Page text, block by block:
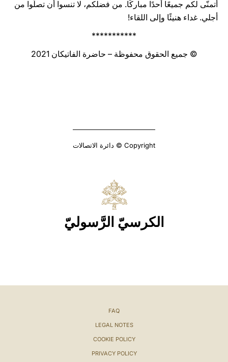
أتمنّى لكم جميعًا أحدًا مباركًا. من فضلكم، لا تنسوا أن تصلّوا من
أجلي. غداء هنيئًا وإلى اللقاء!
***********
© جميع الحقوق محفوظة – حاضرة الفاتيكان 2021
Copyright © دائرة الاتصالات
الكرسيّ الرَّسوليّ
FAQ
LEGAL NOTES
COOKIE POLICY
PRIVACY POLICY